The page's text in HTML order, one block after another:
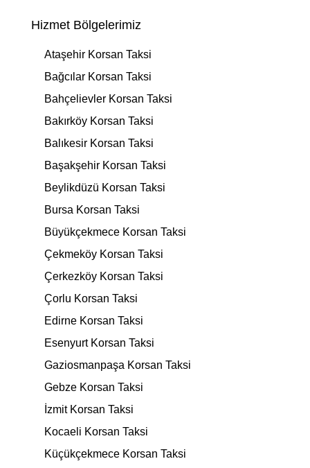
Hizmet Bölgelerimiz
Ataşehir Korsan Taksi
Bağcılar Korsan Taksi
Bahçelievler Korsan Taksi
Bakırköy Korsan Taksi
Balıkesir Korsan Taksi
Başakşehir Korsan Taksi
Beylikdüzü Korsan Taksi
Bursa Korsan Taksi
Büyükçekmece Korsan Taksi
Çekmeköy Korsan Taksi
Çerkezköy Korsan Taksi
Çorlu Korsan Taksi
Edirne Korsan Taksi
Esenyurt Korsan Taksi
Gaziosmanpaşa Korsan Taksi
Gebze Korsan Taksi
İzmit Korsan Taksi
Kocaeli Korsan Taksi
Küçükçekmece Korsan Taksi